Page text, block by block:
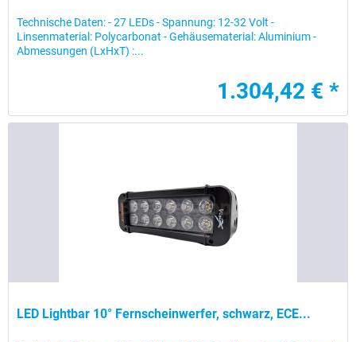
Technische Daten: - 27 LEDs - Spannung: 12-32 Volt -
Linsenmaterial: Polycarbonat - Gehäusematerial: Aluminium -
Abmessungen (LxHxT) :...
1.304,42 € *
LED Lightbar 10° Fernscheinwerfer, schwarz, ECE...